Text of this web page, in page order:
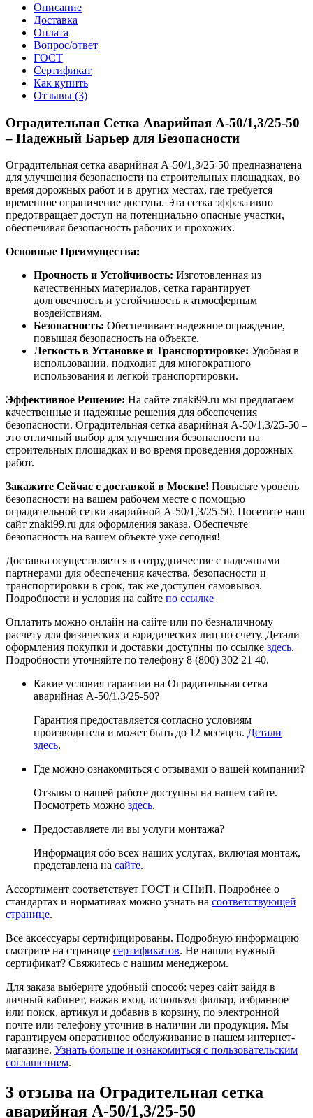
Описание
Доставка
Оплата
Вопрос/ответ
ГОСТ
Сертификат
Как купить
Отзывы (3)
Оградительная Сетка Аварийная А-50/1,3/25-50
– Надежный Барьер для Безопасности
Оградительная сетка аварийная А-50/1,3/25-50 предназначена
для улучшения безопасности на строительных площадках, во
время дорожных работ и в других местах, где требуется
временное ограничение доступа. Эта сетка эффективно
предотвращает доступ на потенциально опасные участки,
обеспечивая безопасность рабочих и прохожих.
Основные Преимущества:
Прочность и Устойчивость: Изготовленная из
качественных материалов, сетка гарантирует
долговечность и устойчивость к атмосферным
воздействиям.
Безопасность: Обеспечивает надежное ограждение,
повышая безопасность на объекте.
Легкость в Установке и Транспортировке: Удобная в
использовании, подходит для многократного
использования и легкой транспортировки.
Эффективное Решение: На сайте znaki99.ru мы предлагаем
качественные и надежные решения для обеспечения
безопасности. Оградительная сетка аварийная А-50/1,3/25-50 –
это отличный выбор для улучшения безопасности на
строительных площадках и во время проведения дорожных
работ.
Закажите Сейчас с доставкой в Москве! Повысьте уровень
безопасности на вашем рабочем месте с помощью
оградительной сетки аварийной А-50/1,3/25-50. Посетите наш
сайт znaki99.ru для оформления заказа. Обеспечьте
безопасность на вашем объекте уже сегодня!
Доставка осуществляется в сотрудничестве с надежными
партнерами для обеспечения качества, безопасности и
транспортировки в срок, так же доступен самовывоз.
Подробности и условия на сайте по ссылке
Оплатить можно онлайн на сайте или по безналичному
расчету для физических и юридических лиц по счету. Детали
оформления покупки и доставки доступны по ссылке здесь.
Подробности уточняйте по телефону 8 (800) 302 21 40.
Какие условия гарантии на Оградительная сетка
аварийная А-50/1,3/25-50?
Гарантия предоставляется согласно условиям
производителя и может быть до 12 месяцев. Детали
здесь.
Где можно ознакомиться с отзывами о вашей компании?
Отзывы о нашей работе доступны на нашем сайте.
Посмотреть можно здесь.
Предоставляете ли вы услуги монтажа?
Информация обо всех наших услугах, включая монтаж,
представлена на сайте.
Ассортимент соответствует ГОСТ и СНиП. Подробнее о
стандартах и нормативах можно узнать на соответствующей
странице.
Все аксессуары сертифицированы. Подробную информацию
смотрите на странице сертификатов. Не нашли нужный
сертификат? Свяжитесь с нашим менеджером.
Для заказа выберите удобный способ: через сайт зайдя в
личный кабинет, нажав вход, используя фильтр, избранное
или поиск, артикул и добавив в корзину, по электронной
почте или телефону уточнив в наличии ли продукция. Мы
гарантируем оперативное обслуживание в нашем интернет-
магазине. Узнать больше и ознакомиться с пользовательским
соглашением.
3 отзыва на Оградительная сетка
аварийная А-50/1,3/25-50